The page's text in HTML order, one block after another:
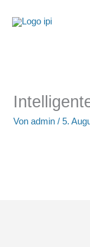
Inhalt
Vonadmin/5.